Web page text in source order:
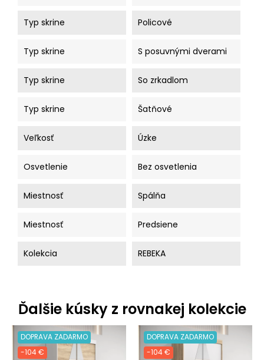
Typ skrine Policové
Typ skrine S posuvnými dverami
Typ skrine So zrkadlom
Typ skrine Šatňové
Veľkosť Úzke
Osvetlenie Bez osvetlenia
Miestnosť Spálňa
Miestnosť Predsiene
Kolekcia REBEKA
Ďalšie kúsky z rovnakej kolekcie
DOPRAVA ZADARMO
-104 €
DOPRAVA ZADARMO
-104 €